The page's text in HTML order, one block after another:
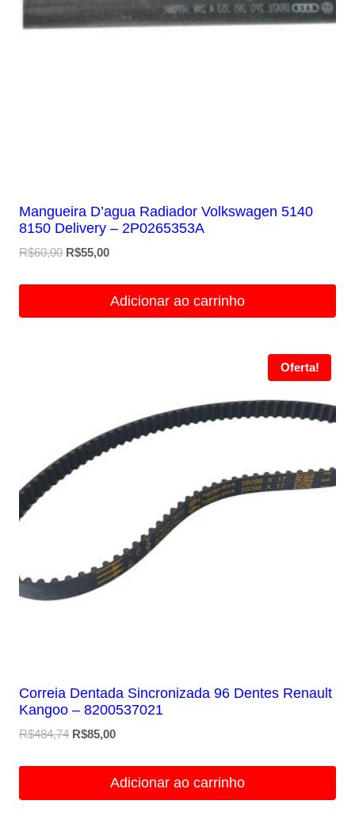
Mangueira D’agua Radiador Volkswagen 5140
8150 Delivery – 2P0265353A
R$60,00 O
R$55,00O
é:
Adicionar ao carrinho
Oferta!
Correia Dentada Sincronizada 96 Dentes Renault
Kangoo – 8200537021
R$484,74 O
R$85,00O
é:
Adicionar ao carrinho